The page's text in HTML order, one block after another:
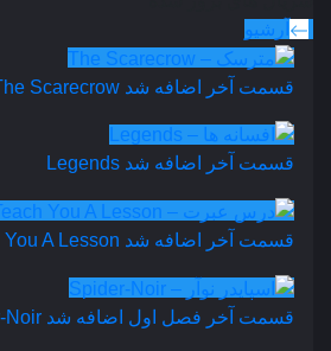
آرشیو
قسمت آخر اضافه شد Scarecrow
قسمت آخر اضافه شد Legends
قسمت آخر اضافه شد You A Lesson
قسمت آخر فصل اول اضافه شد Noir